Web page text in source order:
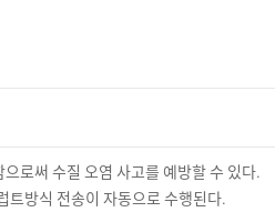
로써 수질 오염 사고를 예방할 수 있다.
트방식 전송이 자동으로 수행된다.